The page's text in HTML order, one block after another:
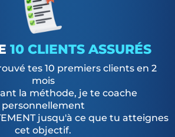
10 CLIENTS ASSURÉS
tes 10 premiers clients en 2
mois
la méthode, je te coache
personnellement
jusqu'à ce que tu atteignes
cet objectif.